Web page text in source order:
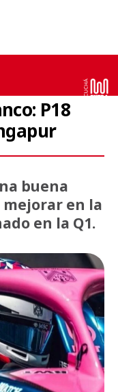
P18
buena
en la
en la Q1.